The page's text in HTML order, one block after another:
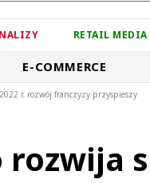
RETAIL MEDIA
E-COMMERCE
r. rozwój franczyzy przyspieszy
rozwija